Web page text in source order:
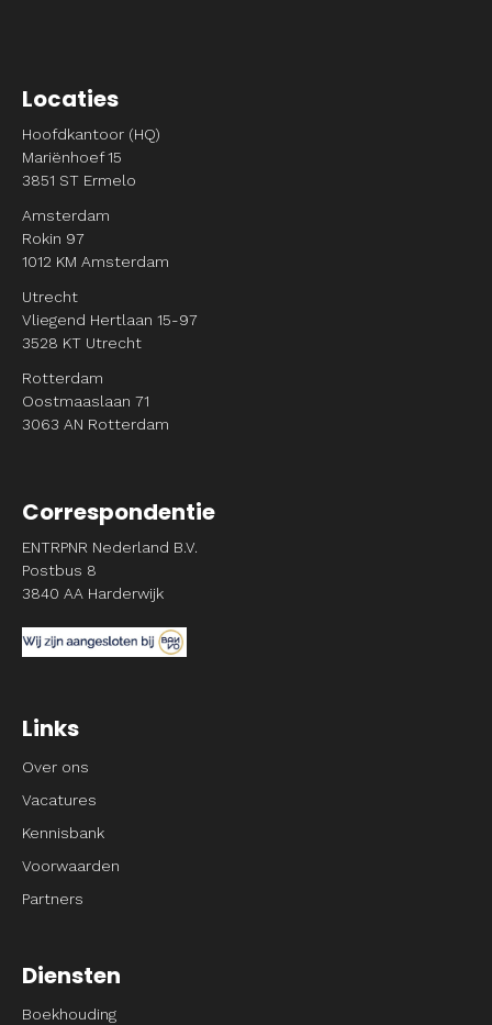
Locaties
Hoofdkantoor (HQ)
Mariënhoef 15
3851 ST Ermelo
Amsterdam
Rokin 97
1012 KM Amsterdam
Utrecht
Vliegend Hertlaan 15-97
3528 KT Utrecht
Rotterdam
Oostmaaslaan 71
3063 AN Rotterdam
Correspondentie
ENTRPNR Nederland B.V.
Postbus 8
3840 AA Harderwijk
Links
Over ons
Vacatures
Kennisbank
Voorwaarden
Partners
Diensten
Boekhouding